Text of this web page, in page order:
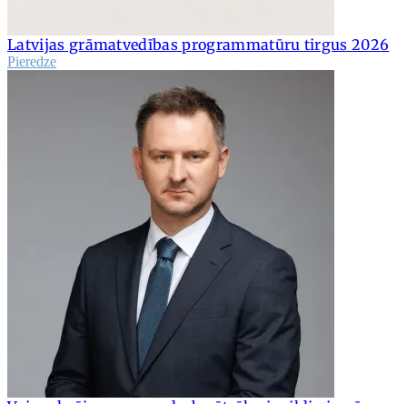
Latvijas grāmatvedības programmatūru tirgus 2026
Pieredze